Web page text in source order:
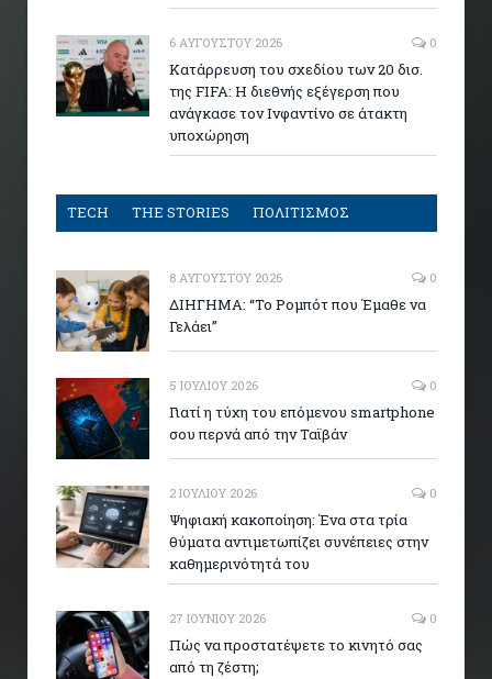
6 ΑΥΓΟΎΣΤΟΥ 2026 0
Κατάρρευση του σχεδίου των 20 δισ.
της FIFA: Η διεθνής εξέγερση που
ανάγκασε τον Ινφαντίνο σε άτακτη
υποχώρηση
TECH THE STORIES ΠΟΛΙΤΙΣΜΟΣ
8 ΑΥΓΟΎΣΤΟΥ 2026 0
ΔΙΗΓΗΜΑ: “Το Ρομπότ που Έμαθε να
Γελάει”
5 ΙΟΥΛΊΟΥ 2026 0
Γιατί η τύχη του επόμενου smartphone
σου περνά από την Ταϊβάν
2 ΙΟΥΛΊΟΥ 2026 0
Ψηφιακή κακοποίηση: Ένα στα τρία
θύματα αντιμετωπίζει συνέπειες στην
καθημερινότητά του
27 ΙΟΥΝΊΟΥ 2026 0
Πώς να προστατέψετε το κινητό σας
από τη ζέστη;